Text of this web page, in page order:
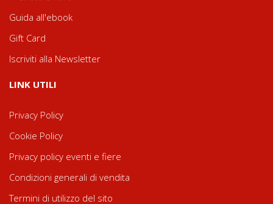
Guida all'ebook
Gift Card
Iscriviti alla Newsletter
LINK UTILI
Privacy Policy
Cookie Policy
Privacy policy eventi e fiere
Condizioni generali di vendita
Termini di utilizzo del sito